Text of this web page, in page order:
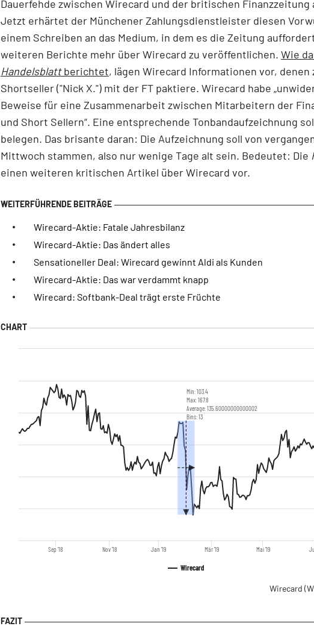
Dauerfehde zwischen Wirecard und der britischen Finanzzeitung
Jetzt erhärtet der Münchener Zahlungsdienstleister diesen
einem Schreiben an das Medium, in dem es die Zeitung
weiteren Berichte mehr über Wirecard zu veröffentlichen. Wie
Handelsblattberichtet, lägen Wirecard Informationen vor, denen
Shortseller ("Nick X.") mit der FT paktiere. Wirecard habe
Beweise für eine Zusammenarbeit zwischen Mitarbeitern der
und Short Sellern“. Eine entsprechende Tonbandaufzeichnung
belegen. Das brisante daran: Die Aufzeichnung soll von
Mittwoch stammen, also nur wenige Tage alt sein. Bedeutet: Die
einen weiteren kritischen Artikel über Wirecard vor.
Wirecard-Aktie: Fatale Jahresbilanz
Wirecard-Aktie: Das ändert alles
Sensationeller Deal: Wirecard gewinnt Aldi als Kunden
Wirecard-Aktie: Das war verdammt knapp
Wirecard: Softbank-Deal trägt erste Früchte
Min: 103.4
Max: 167.8
Average: 135.60000000000002
Bins: 13
Wirecard
Sep '18 Nov '18 Jan '19 Mär '19 Mai '19
Wirecard